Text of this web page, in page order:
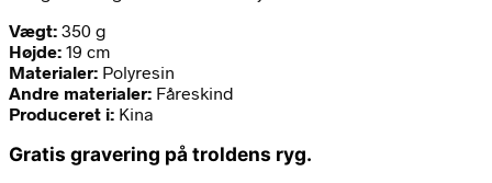
Vægt: 350 g
Højde: 19 cm
Materialer: Polyresin
Andre materialer: Fåreskind
Produceret i: Kina
Gratis gravering på troldens ryg.